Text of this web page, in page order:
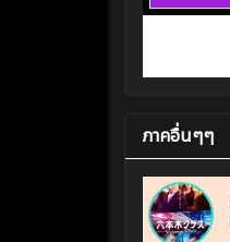
ภาคอื่นๆๆ